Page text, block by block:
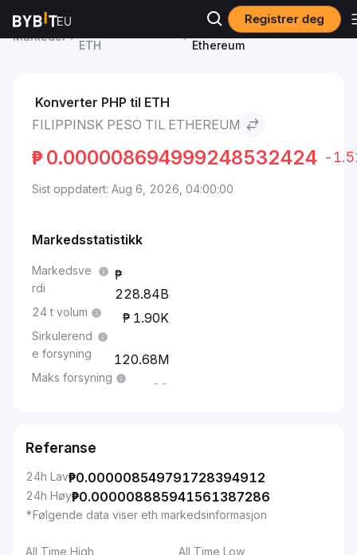
Registrer deg
Markeder
ETH
Filippinsk peso to
Ethereum
Konverter PHP til ETH
FILIPPINSK PESO TIL ETHEREUM
₱0.000008694999248532424 -
Sist oppdatert: Aug 6, 2026, 04:00:00
Markedsstatistikk
Markedsve
rdi
228.84B
24 t volum 1.90K
Sirkulerend
e forsyning
120.68M
Maks forsyning --
Referanse
24h Lav₱0.000008549791728394912
24h Høy₱0.000008885941561387286
*Følgende data viser eth markedsinformasjon
All Time High All Time Low